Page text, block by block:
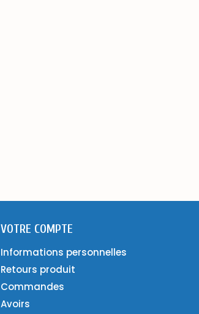
VOTRE COMPTE
Informations personnelles
Retours produit
Commandes
Avoirs